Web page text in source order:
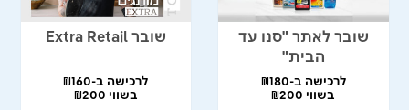
שובר לאתר "סנו עד
הבית"
לרכישה ב-₪180
בשווי ₪200
שובר Extra Retail
לרכישה ב-₪160
בשווי ₪200